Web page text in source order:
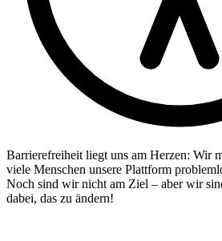
Barrierefreiheit liegt uns am Herzen: Wir
viele Menschen unsere Plattform
Noch sind wir nicht am Ziel – aber wir
dabei, das zu ändern!